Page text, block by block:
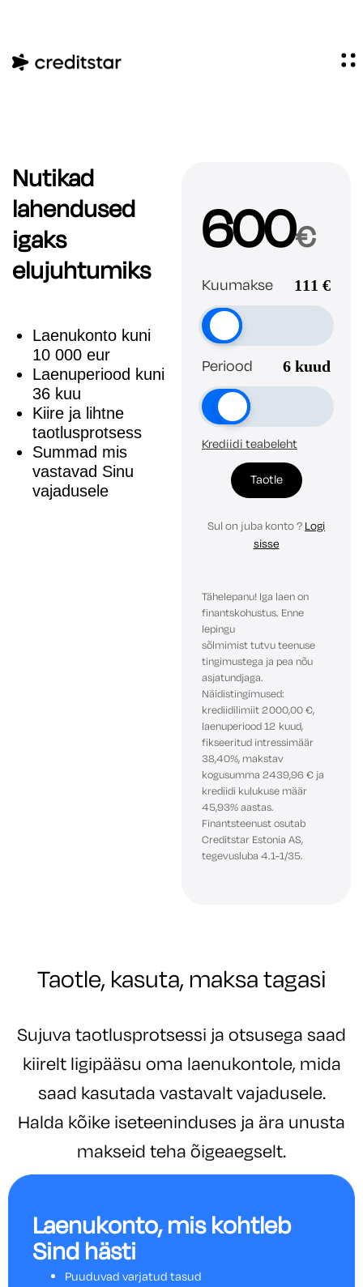
Nutikad
lahendused
igaks
elujuhtumiks
Laenukonto kuni
10 000 eur
Laenuperiood kuni
36 kuu
Kiire ja lihtne
taotlusprotsess
Summad mis
vastavad Sinu
vajadusele
600€
Kuumakse 111 €
Periood 6 kuud
Krediidi teabeleht
Taotle
Sul on juba konto ? Logi
sisse
Tähelepanu! Iga laen on
finantskohustus. Enne
lepingu
sõlmimist tutvu teenuse
tingimustega ja pea nõu
asjatundjaga.
Näidistingimused:
krediidilimiit 2000,00 €,
laenuperiood 12 kuud,
fikseeritud intressimäär
38,40%, makstav
kogusumma 2439,96 € ja
krediidi kulukuse määr
45,93% aastas.
Finantsteenust osutab
Creditstar Estonia AS,
tegevusluba 4.1-1/35.
Taotle, kasuta, maksa tagasi
Sujuva taotlusprotsessi ja otsusega saad
kiirelt ligipääsu oma laenukontole, mida
saad kasutada vastavalt vajadusele.
Halda kõike iseteeninduses ja ära unusta
makseid teha õigeaegselt.
Laenukonto, mis kohtleb
Sind hästi
Puuduvad varjatud tasud